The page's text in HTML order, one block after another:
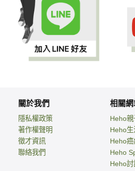
關於我們
隱私權政策
著作權聲明
徵才資訊
聯絡我們
相關網
Heho親
Heho生
Heho癌
Heho
Heho